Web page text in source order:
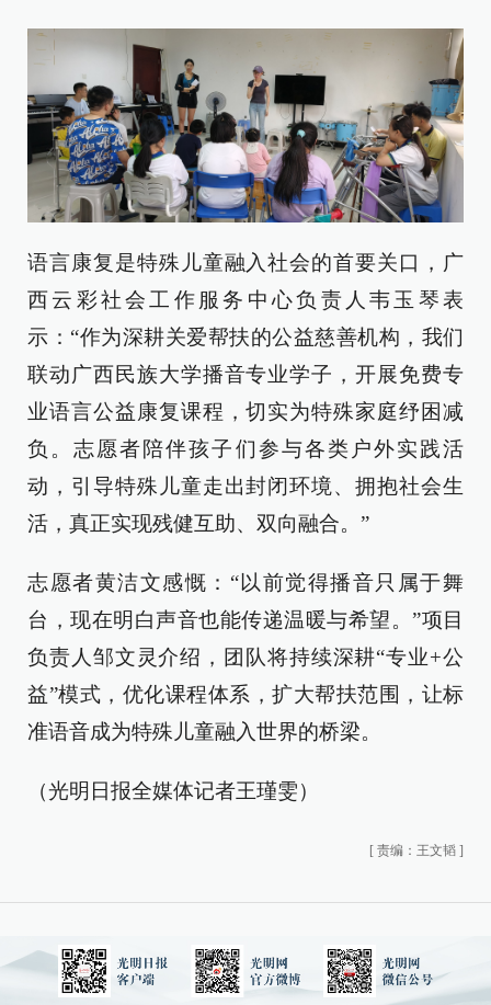
语言康复是特殊儿童融入社会的首要关口，广
西云彩社会工作服务中心负责人韦玉琴表
示：“作为深耕关爱帮扶的公益慈善机构，我们
联动广西民族大学播音专业学子，开展免费专
业语言公益康复课程，切实为特殊家庭纾困减
负。志愿者陪伴孩子们参与各类户外实践活
动，引导特殊儿童走出封闭环境、拥抱社会生
活，真正实现残健互助、双向融合。”
志愿者黄洁文感慨：“以前觉得播音只属于舞
台，现在明白声音也能传递温暖与希望。”项目
负责人邹文灵介绍，团队将持续深耕“专业+公
益”模式，优化课程体系，扩大帮扶范围，让标
准语音成为特殊儿童融入世界的桥梁。
（光明日报全媒体记者王瑾雯）
[ 责编：王文韬 ]